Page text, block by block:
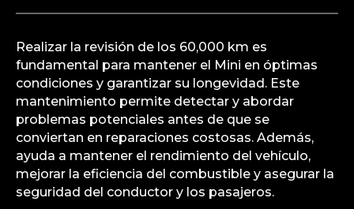
Realizar la revisión de los 60,000 km es
fundamental para mantener el Mini en óptimas
condiciones y garantizar su longevidad. Este
mantenimiento permite detectar y abordar
problemas potenciales antes de que se
conviertan en reparaciones costosas. Además,
ayuda a mantener el rendimiento del vehículo,
mejorar la eficiencia del combustible y asegurar la
seguridad del conductor y los pasajeros.